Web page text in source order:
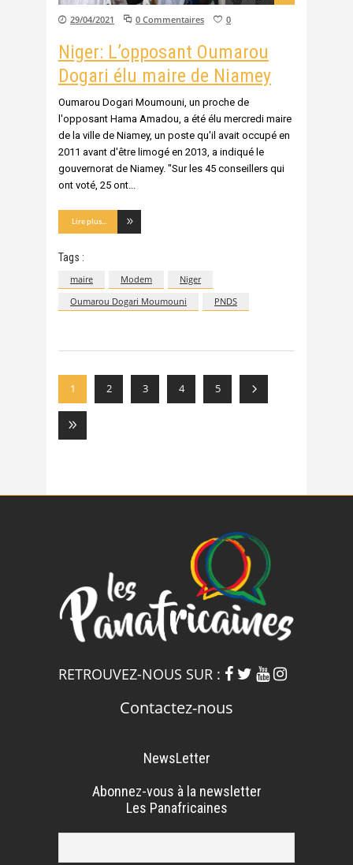
29/04/2021 0 Commentaires 0
Niger: L’opposant Oumarou
Dogari élu maire de Niamey
Oumarou Dogari Moumouni, un proche de
l'opposant Hama Amadou, a été élu mercredi maire
de la ville de Niamey, un poste qu'il avait occupé en
2011 avant d'être limogé en 2013, a indiqué le
gouvernorat de Niamey. "Sur les 45 conseillers qui
ont voté, 25 ont
Lire plus...
Tags :
maire Modem
Niger
Oumarou Dogari Moumouni
PNDS
1 2 3 4 5
RETROUVEZ-NOUS SUR :
Contactez-nous
NewsLetter
Abonnez-vous à la newsletter
Les Panafricaines